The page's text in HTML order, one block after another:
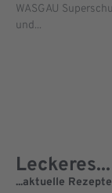
WASGAU
und...
Leckeres...
...aktuelle Rezepte